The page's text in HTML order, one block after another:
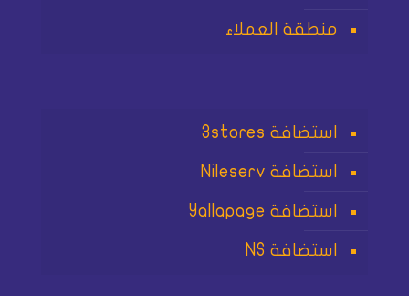
منطقة العملاء
استضافة 3stores
استضافة Nileserv
استضافة Yallapage
استضافة NS